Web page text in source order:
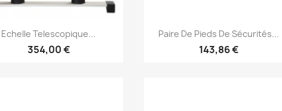
Aperçu rapide
Echelle Telescopique...
354,00 €
 Aperçu rapide
Paire De Pieds De Sécurités...
143,86 €